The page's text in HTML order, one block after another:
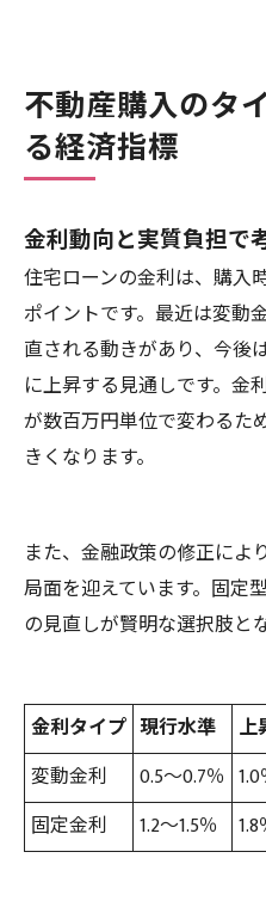
不動産購入のタ
る経済指標
金利動向と実質負担で
住宅ローンの金利は、購入
ポイントです。最近は変動
直される動きがあり、今後
に上昇する見通しです。金
が数百万円単位で変わるた
きくなります。
また、金融政策の修正によ
局面を迎えています。固定
の見直しが賢明な選択肢と
金利タイプ 現行水準 上
変動金利
0.5～0.7％
固定金利
1.2～1.5％